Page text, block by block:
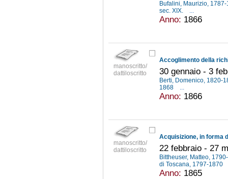
Bufalini, Maurizio,
sec. XIX.
...
Anno: 1866
manoscritto/
dattiloscritto
30 gennaio - 3
Berti, Domenico, 1820-
1868
...
Anno: 1866
manoscritto/
dattiloscritto
22 febbraio - 27
Bittheuser, Matteo,
di Toscana, 1797-1870
Anno: 1865